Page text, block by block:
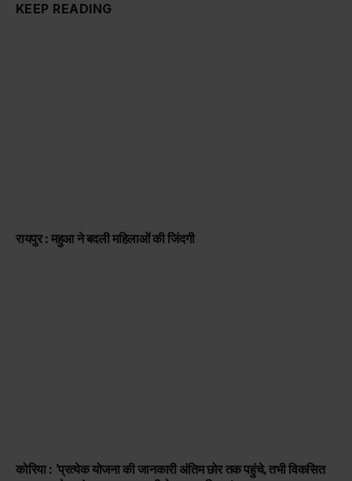
KEEP READING
रायपुर : महुआ ने बदली महिलाओं की जिंदगी
कोरिया : ’प्रत्येक योजना की जानकारी अंतिम छोर तक पहुंचे, तभी विकसित